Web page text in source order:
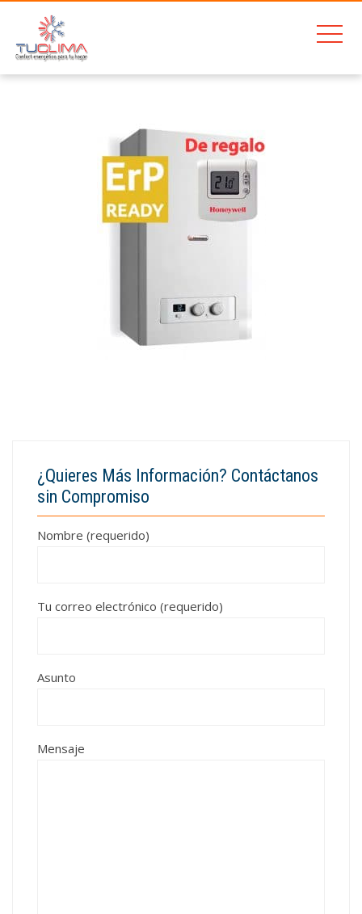
¿Quieres Más Información? Contáctanos
sin Compromiso
Nombre (requerido)
Tu correo electrónico (requerido)
Asunto
Mensaje